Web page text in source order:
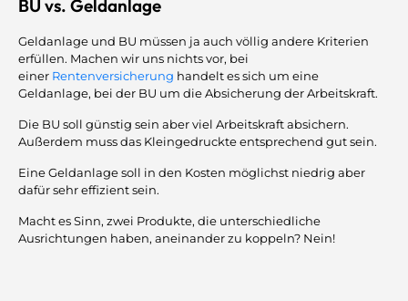
BU vs. Geldanlage
Geldanlage und BU müssen ja auch völlig andere Kriterien
erfüllen. Machen wir uns nichts vor, bei
einer Rentenversicherung handelt es sich um eine
Geldanlage, bei der BU um die Absicherung der Arbeitskraft.
Die BU soll günstig sein aber viel Arbeitskraft absichern.
Außerdem muss das Kleingedruckte entsprechend gut sein.
Eine Geldanlage soll in den Kosten möglichst niedrig aber
dafür sehr effizient sein.
Macht es Sinn, zwei Produkte, die unterschiedliche
Ausrichtungen haben, aneinander zu koppeln? Nein!